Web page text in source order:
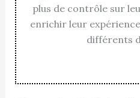
plus de contrôle sur
enrichir leur
différents